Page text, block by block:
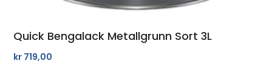
Quick Bengalack Metallgrunn Sort 3L
kr 719,00